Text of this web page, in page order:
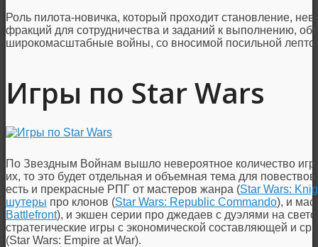
Роль пилота-новичка, который проходит становление,
фракций для сотрудничества и заданий к выполнению,
широкомасштабные войны, со вносимой посильной
Игры по Star Wars
По Звездным Войнам вышло невероятное количество игр,
их, то это будет отдельная и объемная тема для
есть и прекрасные РПГ от мастеров жанра (Star Wars:
шутеры про клонов (Star Wars: Republic Commando), и
Battlefront), и экшен серии про джедаев с дуэлями на
стратегические игры с экономической составляющей и
(Star Wars: Empire at War).